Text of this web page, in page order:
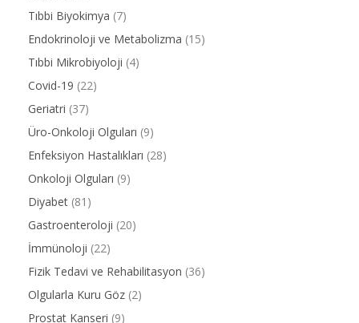
Tıbbi Biyokimya (7)
Endokrinoloji ve Metabolizma (15)
Tıbbi Mikrobiyoloji (4)
Covid-19 (22)
Geriatri (37)
Üro-Onkoloji Olguları (9)
Enfeksiyon Hastalıkları (28)
Onkoloji Olguları (9)
Diyabet (81)
Gastroenteroloji (20)
İmmünoloji (22)
Fizik Tedavi ve Rehabilitasyon (36)
Olgularla Kuru Göz (2)
Prostat Kanseri (9)